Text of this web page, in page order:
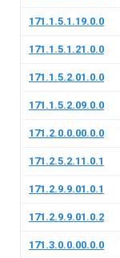
171.1.5.1.19.0.0
171.1.5.1.21.0.0
171.1.5.2.01.0.0
171.1.5.2.09.0.0
171.2.0.0.00.0.0
171.2.5.2.11.0.1
171.2.9.9.01.0.1
171.2.9.9.01.0.2
171.3.0.0.00.0.0